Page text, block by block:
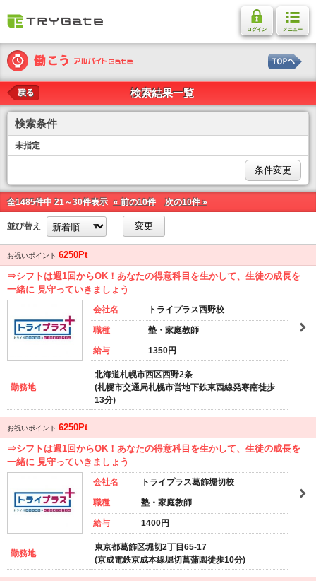
ログイン メニュー
戻る 検索結果一覧
検索条件
未指定
条件変更
全1485件中 21～30件表示 « 前の10件 次の10件 »
並び替え 変更
お祝いポイント 6250Pt
⇒シフトは週1回からOK！あなたの得意科目を生かして、生徒の成長を
一緒に 見守っていきましょう
会社名 トライプラス西野校
職種 塾・家庭教師
給与 1350円
勤務地
北海道札幌市西区西野2条
(札幌市交通局札幌市営地下鉄東西線発寒南徒歩
13分)
お祝いポイント 6250Pt
⇒シフトは週1回からOK！あなたの得意科目を生かして、生徒の成長を
一緒に 見守っていきましょう
会社名 トライプラス葛飾堀切校
職種 塾・家庭教師
給与 1400円
勤務地
東京都葛飾区堀切2丁目65-17
(京成電鉄京成本線堀切菖蒲園徒歩10分)